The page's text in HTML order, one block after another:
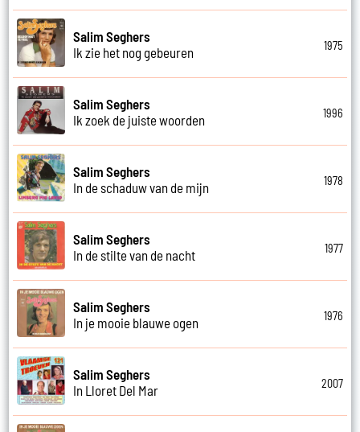
Salim Seghers
Ik zie het nog gebeuren
1975
Salim Seghers
Ik zoek de juiste woorden
1996
Salim Seghers
In de schaduw van de mijn
1978
Salim Seghers
In de stilte van de nacht
1977
Salim Seghers
In je mooie blauwe ogen
1976
Salim Seghers
In Lloret Del Mar
2007